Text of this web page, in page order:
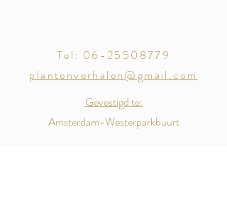
Tel: 06-25508779
plantenverhalen@gmail.com
Gevestigd te:
Amsterdam-Westerparkbuurt